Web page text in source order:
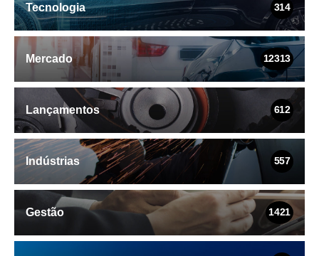
Tecnologia 314
Mercado 12313
Lançamentos 612
Indústrias 557
Gestão 1421